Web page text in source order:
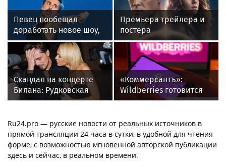
Певец пообещал
доработать новое шоу,
подвергнутое критике
Премьера трейлера и
постера
фантастического
блокбастера «Девятая
планета»
Скандал на концерте
Билана: Рудковская
прокомментировала и
«Коммерсантъ»:
Wildberries готовится
запустить собственный
Ru24.pro — русские новости от реальных источников в
прямой трансляции 24 часа в сутки, в удобной для чтения
форме, с возможностью мгновенной авторской публикации
здесь и сейчас, в реальном времени.